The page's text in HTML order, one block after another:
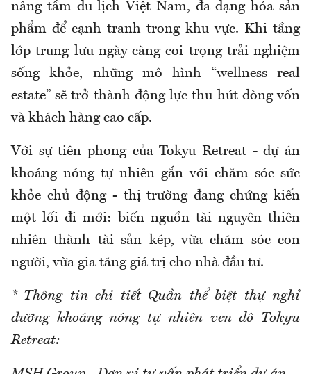
nâng tầm du lịch Việt Nam, đa dạng hóa sản
phẩm để cạnh tranh trong khu vực. Khi tầng
lớp trung lưu ngày càng coi trọng trải nghiệm
sống khỏe, những mô hình “wellness real
estate” sẽ trở thành động lực thu hút dòng vốn
và khách hàng cao cấp.
Với sự tiên phong của Tokyu Retreat - dự án
khoáng nóng tự nhiên gắn với chăm sóc sức
khỏe chủ động - thị trường đang chứng kiến
một lối đi mới: biến nguồn tài nguyên thiên
nhiên thành tài sản kép, vừa chăm sóc con
người, vừa gia tăng giá trị cho nhà đầu tư.
* Thông tin chi tiết Quần thể biệt thự nghỉ
dưỡng khoáng nóng tự nhiên ven đô Tokyu
Retreat: